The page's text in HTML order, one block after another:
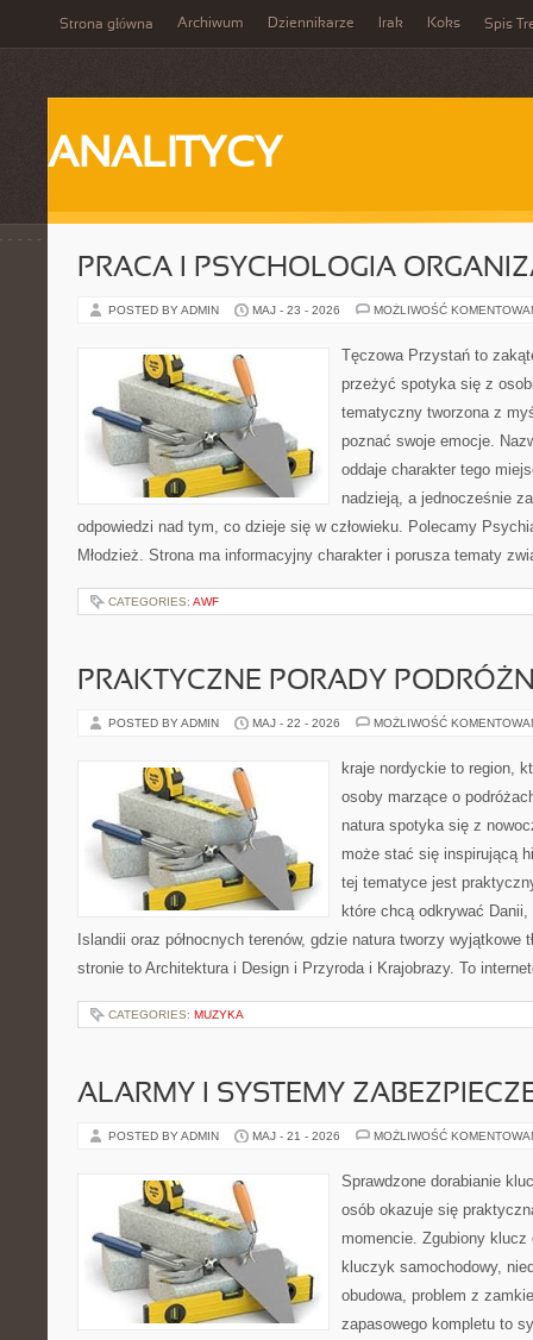
Strona główna Archiwum Dziennikarze Irak Koks Spis
ANALITYCY
PRACA I PSYCHOLOGIA
POSTED BY ADMIN MAJ - 23 - 2026 MOŻLIWOŚĆ
Tęczowa Przystań to
przeżyć spotyka się z
tematyczny tworzona z
poznać swoje emocje.
oddaje charakter tego
nadzieją, a jednocześnie
odpowiedzi nad tym, co dzieje się w człowieku. Polecamy
Młodzież. Strona ma informacyjny charakter i porusza tematy
CATEGORIES: AWF
PRAKTYCZNE PORADY
POSTED BY ADMIN MAJ - 22 - 2026 MOŻLIWOŚĆ
kraje nordyckie to region,
osoby marzące o
natura spotyka się z
może stać się inspirującą
tej tematyce jest
które chcą odkrywać
Islandii oraz północnych terenów, gdzie natura tworzy wyjątkowe
stronie to Architektura i Design i Przyroda i Krajobrazy. To
CATEGORIES: MUZYKA
ALARMY I SYSTEMY
POSTED BY ADMIN MAJ - 21 - 2026 MOŻLIWOŚĆ
Sprawdzone dorabianie
osób okazuje się
momencie. Zgubiony
kluczyk samochodowy,
obudowa, problem z
zapasowego kompletu to